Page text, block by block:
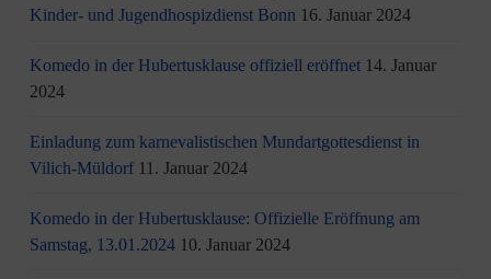
Kinder- und Jugendhospizdienst Bonn 16. Januar 2024
Komedo in der Hubertusklause offiziell eröffnet 14. Januar
2024
Einladung zum karnevalistischen Mundartgottesdienst in
Vilich-Müldorf 11. Januar 2024
Komedo in der Hubertusklause: Offizielle Eröffnung am
Samstag, 13.01.2024 10. Januar 2024